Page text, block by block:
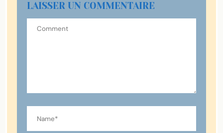
LAISSER UN COMMENTAIRE